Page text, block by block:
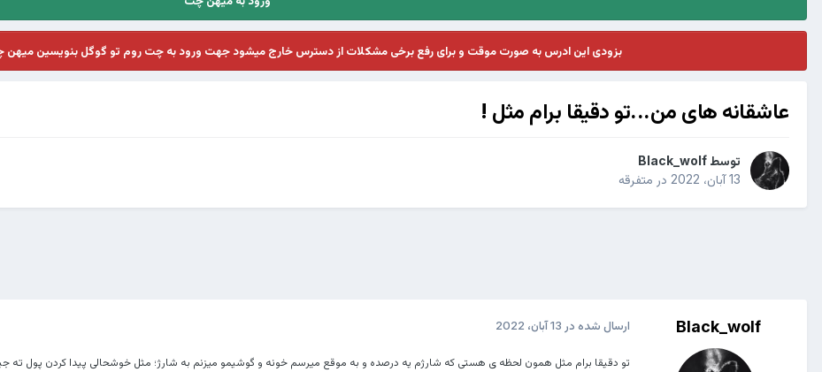
بزودی این ادرس به صورت موقت و برای رفع برخی مشکلات از دسترس خارج میشود جهت ورود به چت روم تو گوگل بنویسین میهن
عاشقانه های من...تو دقیقا برام مثل !
توسط Black_wolf
13 آبان، 2022
در متفرقه
Black_wolf ارسال شده در 13 آبان، 2022
تو دقیقا برام مثل همون لحظه ی هستی که شارژم یه درصده و به موقع میرسم خونه و گوشیمو میزنم به شارژ؛ مثل خوشحالی پیدا کردن پول ته